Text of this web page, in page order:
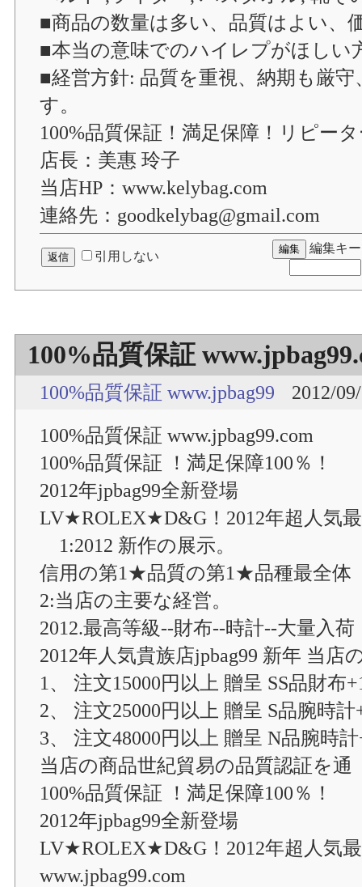
■商品の数量は多い、品質はよい、
■本当の意味でのハイレプがほしい
■経営方針: 品質を重視、納期も厳
す。
100%品質保証！満足保障！リピー
店長：美惠 玲子
当店HP：www.kelybag.com
連絡先：goodkelybag@gmail.com
引用しない
編集キー
100%品質保証
100%品質保証 www.jpbag99
2012/
100%品質保証 www.jpbag99.com
100%品質保証 ！満足保障100％！
2012年jpbag99全新登場
LV★ROLEX★D&G！2012年超人気
1:2012 新作の展示。
信用の第1★品質の第1★品種最全体
2:当店の主要な経営。
2012.最高等級--財布--時計--大量入荷
2012年人気貴族店jpbag99 新年 当店
1、 注文15000円以上 贈呈 SS品財布
2、 注文25000円以上 贈呈 S品腕時計
3、 注文48000円以上 贈呈 N品腕時
当店の商品世紀貿易の品質認証を通
100%品質保証 ！満足保障100％！
2012年jpbag99全新登場
LV★ROLEX★D&G！2012年超人気
www.jpbag99.com